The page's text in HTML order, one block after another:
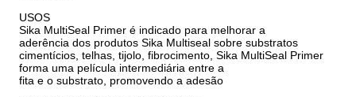
USOS
Sika MultiSeal Primer é indicado para melhorar a
aderência dos produtos Sika Multiseal sobre substratos
cimentícios, telhas, tijolo, fibrocimento, Sika MultiSeal Primer
forma uma película intermediária entre a
fita e o substrato, promovendo a adesão